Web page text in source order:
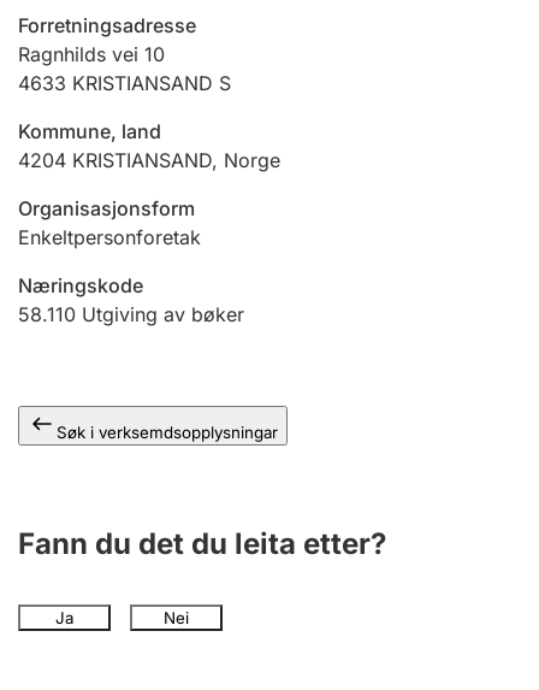
Jeger
Betaling og jegeravgiftskort
Ektepaktrettleiaren
Andre tema
Forretningsadresse
Ragnhilds vei 10
4633 KRISTIANSAND S
Kommune, land
4204 KRISTIANSAND, Norge
Organisasjonsform
Enkeltpersonforetak
Næringskode
58.110 Utgiving av bøker
Søk i verksemdsopplysningar
Fann du det du leita etter?
Ja Nei